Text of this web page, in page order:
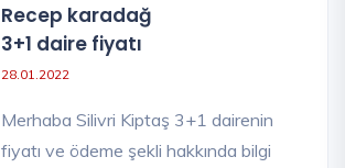
Recep karadağ
3+1 daire fiyatı
28.01.2022
Merhaba Silivri Kiptaş 3+1 dairenin
fiyatı ve ödeme şekli hakkında bilgi